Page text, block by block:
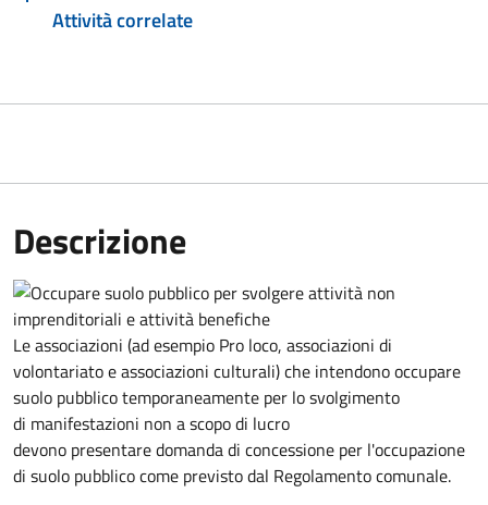
Attività correlate
Descrizione
Le associazioni (ad esempio Pro loco, associazioni di
volontariato e associazioni culturali) che intendono occupare
suolo pubblico temporaneamente per lo svolgimento
di manifestazioni non a scopo di lucro
devono presentare domanda di concessione per l'occupazione
di suolo pubblico come previsto dal Regolamento comunale.